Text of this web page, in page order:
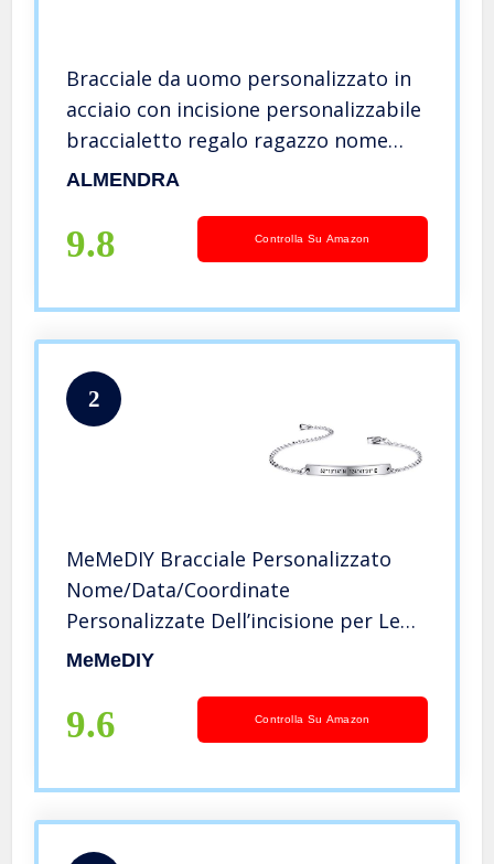
Bracciale da uomo personalizzato in
acciaio con incisione personalizzabile
braccialetto regalo ragazzo nome
frase inciso amico scritta (Catena
ALMENDRA
9.8 Controlla Su Amazon
2
MeMeDIY Bracciale Personalizzato
Nome/Data/Coordinate
Personalizzate Dell’incisione per Le
Donne Ragazza Fidanzata Migliori
Regalo Damigella d’Onore (Argento)
MeMeDIY
9.6 Controlla Su Amazon